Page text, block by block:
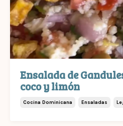
Ensalada de
coco y limón
Cocina Dominicana Ensaladas